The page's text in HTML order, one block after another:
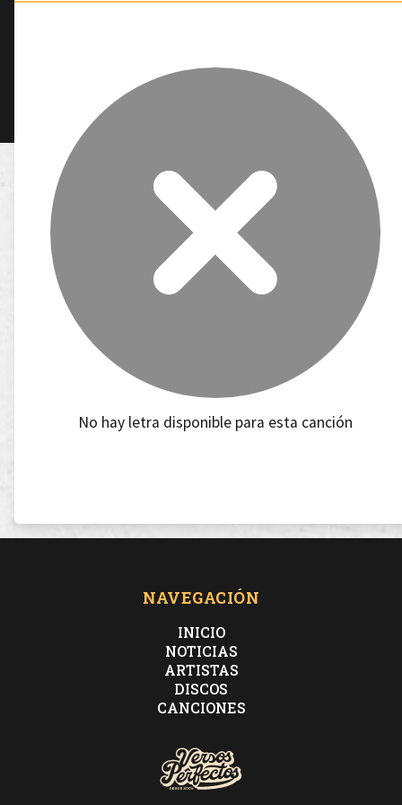
No hay letra disponible para esta canción
NAVEGACIÓN
INICIO
NOTICIAS
ARTISTAS
DISCOS
CANCIONES